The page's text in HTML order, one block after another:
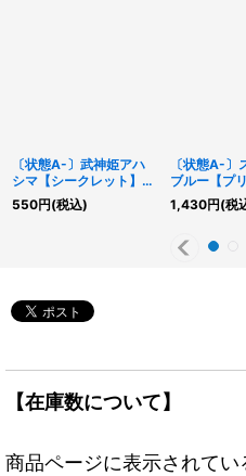
〔状態A-〕武神姫アハ
シマ【シークレット】
{LVP3-JP056}《リン
ク》
550円(税込)
〔状態A-〕
ブルー【プ
クシークレッ
{POTE-
1,430円(税
【在庫数について】
商品ページに表示されて